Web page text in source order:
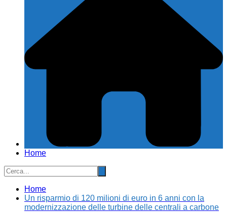
Home
Home
Un risparmio di 120 milioni di euro in 6 anni con la
modernizzazione delle turbine delle centrali a carbone